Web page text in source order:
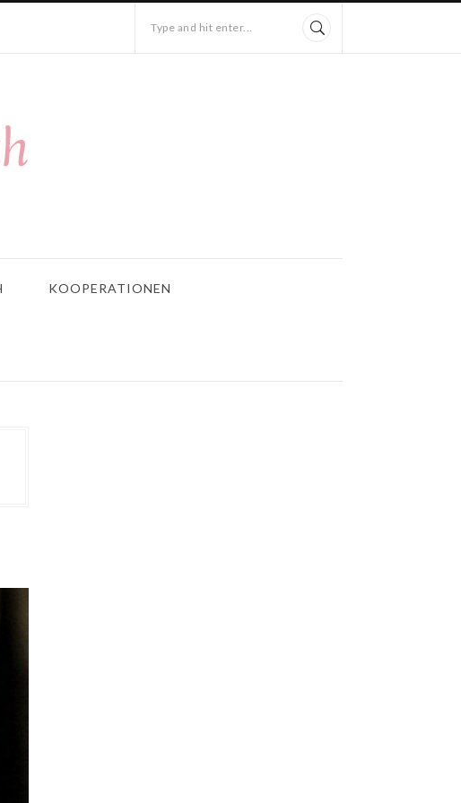
Type and hit enter...
KOOPERATIONEN